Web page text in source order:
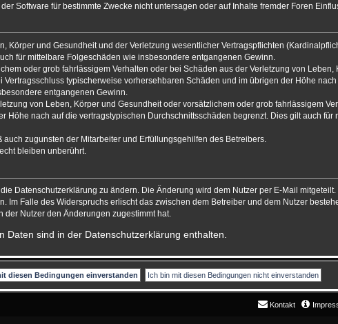
Software für bestimmte Zwecke nicht untersagen oder auf Inhalte fremder Foren
Körper und Gesundheit und der Verletzung wesentlicher Vertragspflichten
für mittelbare Folgeschäden wie insbesondere entgangenen Gewinn.
oder grob fahrlässigem Verhalten oder bei Schäden aus der Verletzung von
typischerweise vorhersehbaren Schäden und im übrigen der Höhe
entgangenen Gewinn.
von Leben, Körper und Gesundheit oder vorsätzlichem oder grob fahrlässigem
Höhe nach auf die vertragstypischen Durchschnittsschäden begrenzt. Dies gilt auch
zugunsten der Mitarbeiter und Erfüllungsgehilfen des Betreibers.
bleiben unberührt.
Datenschutzerklärung zu ändern. Die Änderung wird dem Nutzer per E-Mail mitgeteilt.
Im Falle des Widerspruchs erlischt das zwischen dem Betreiber und dem Nutzer
Nutzer den Änderungen zugestimmt hat.
Daten sind in der Datenschutzerklärung enthalten.
Kontakt